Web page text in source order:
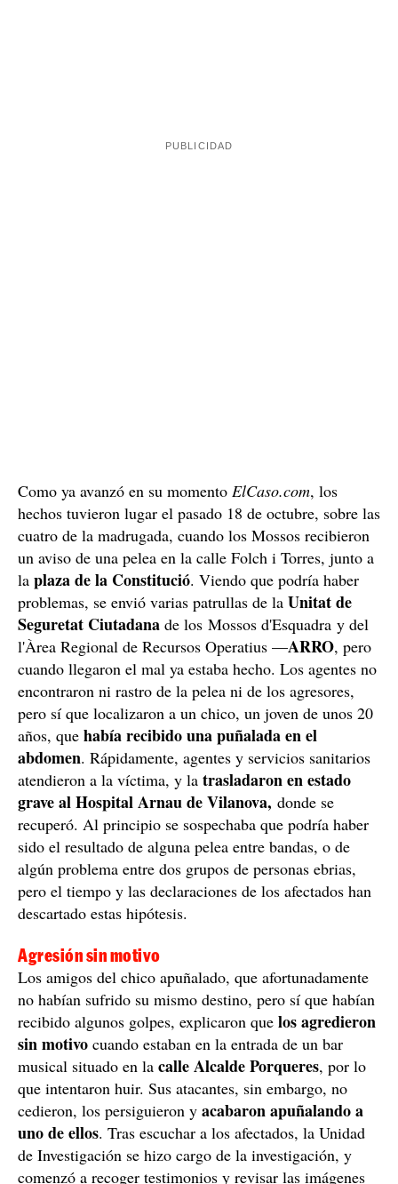
Como ya avanzó en su momento ElCaso.com, los
hechos tuvieron lugar el pasado 18 de octubre, sobre las
cuatro de la madrugada, cuando los Mossos recibieron
un aviso de una pelea en la calle Folch i Torres, junto a
la plaza de la Constitució. Viendo que podría haber
problemas, se envió varias patrullas de la Unitat de
Seguretat Ciutadana de los Mossos d'Esquadra y del
l'Àrea Regional de Recursos Operatius —ARRO, pero
cuando llegaron el mal ya estaba hecho. Los agentes no
encontraron ni rastro de la pelea ni de los agresores,
pero sí que localizaron a un chico, un joven de unos 20
años, que había recibido una puñalada en el
abdomen. Rápidamente, agentes y servicios sanitarios
atendieron a la víctima, y la trasladaron en estado
grave alHospital Arnau de Vilanova, donde se
recuperó. Al principio se sospechaba que podría haber
sido el resultado de alguna pelea entre bandas, o de
algún problema entre dos grupos de personas ebrias,
pero el tiempo y las declaraciones de los afectados han
descartado estas hipótesis.